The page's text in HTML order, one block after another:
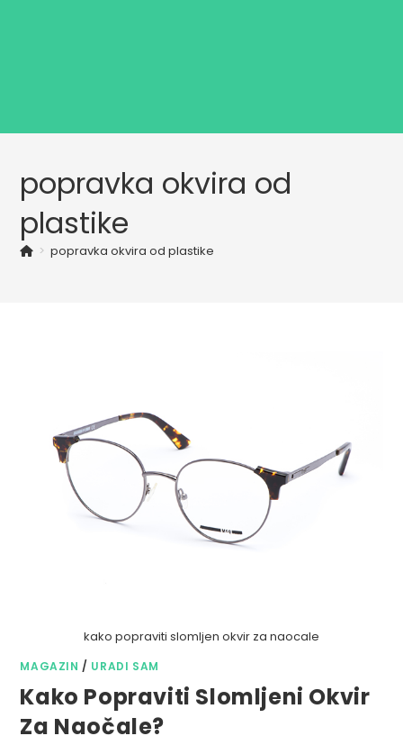
popravka okvira od
plastike
> popravka okvira od plastike
kako popraviti slomljen okvir za naocale
MAGAZIN / URADI SAM
Kako Popraviti Slomljeni Okvir
Za Naočale?